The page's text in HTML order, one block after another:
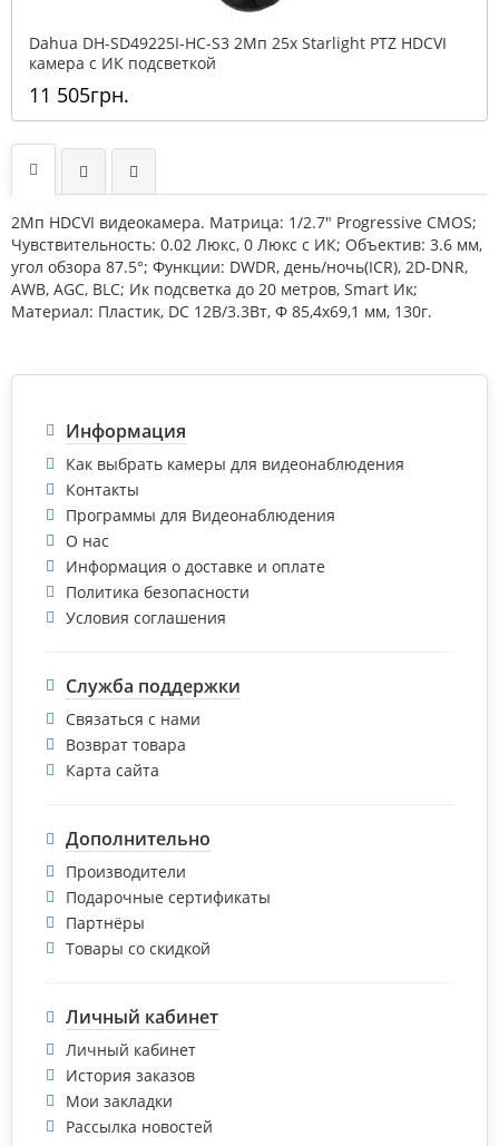
Dahua DH-SD49225I-HC-S3 2Mп 25x Starlight PTZ HDCVI
камера с ИК подсветкой
11 505грн.
2Мп HDCVI видеокамера. Матрица: 1/2.7" Progressive CMOS;
Чувствительность: 0.02 Люкс, 0 Люкс с ИК; Объектив: 3.6 мм,
угол обзора 87.5°; Функции: DWDR, день/ночь(ICR), 2D-DNR,
AWB, AGC, BLC; Ик подсветка до 20 метров, Smart Ик;
Материал: Пластик, DC 12В/3.3Вт, Ф 85,4x69,1 мм, 130г.
Информация
Как выбрать камеры для видеонаблюдения
Контакты
Программы для Видеонаблюдения
О нас
Информация о доставке и оплате
Политика безопасности
Условия соглашения
Служба поддержки
Связаться с нами
Возврат товара
Карта сайта
Дополнительно
Производители
Подарочные сертификаты
Партнёры
Товары со скидкой
Личный кабинет
Личный кабинет
История заказов
Мои закладки
Рассылка новостей